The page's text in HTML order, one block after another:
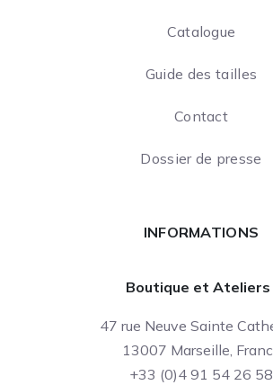
Catalogue
Guide des tailles
Contact
Dossier de presse
INFORMATIONS
Boutique et Ateliers
47 rue Neuve Sainte
13007 Marseille,
+33 (0)4 91 54 26 58